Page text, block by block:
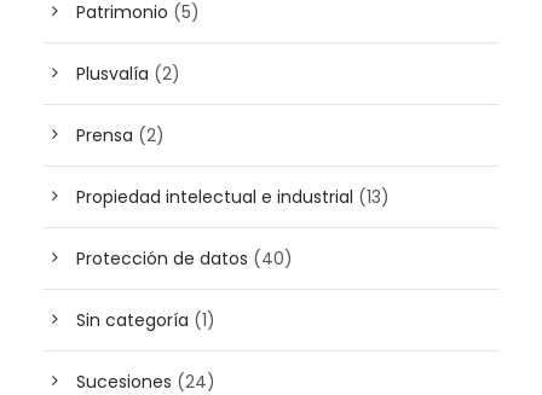
Patrimonio (5)
Plusvalía (2)
Prensa (2)
Propiedad intelectual e industrial (13)
Protección de datos (40)
Sin categoría (1)
Sucesiones (24)